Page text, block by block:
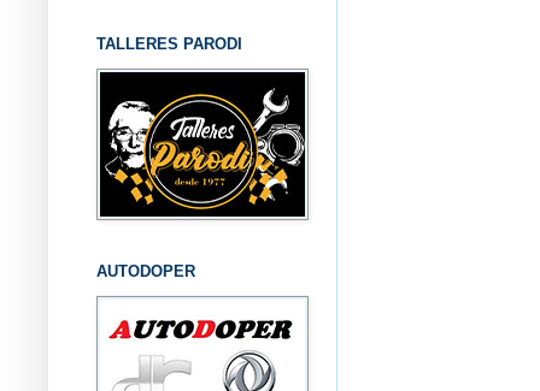
TALLERES PARODI
AUTODOPER